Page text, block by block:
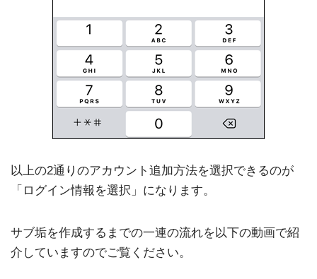
以上の2通りのアカウント追加方法を選択できるのが
「ログイン情報を選択」になります。
サブ垢を作成するまでの一連の流れを以下の動画で紹
介していますのでご覧ください。